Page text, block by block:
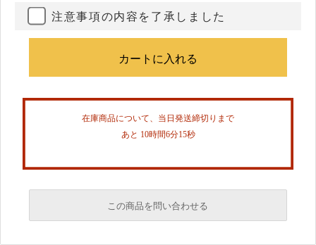
注意事項の内容を了承しました
在庫商品について、当日発送締切りまで
あと 10時間6分15秒
この商品を問い合わせる